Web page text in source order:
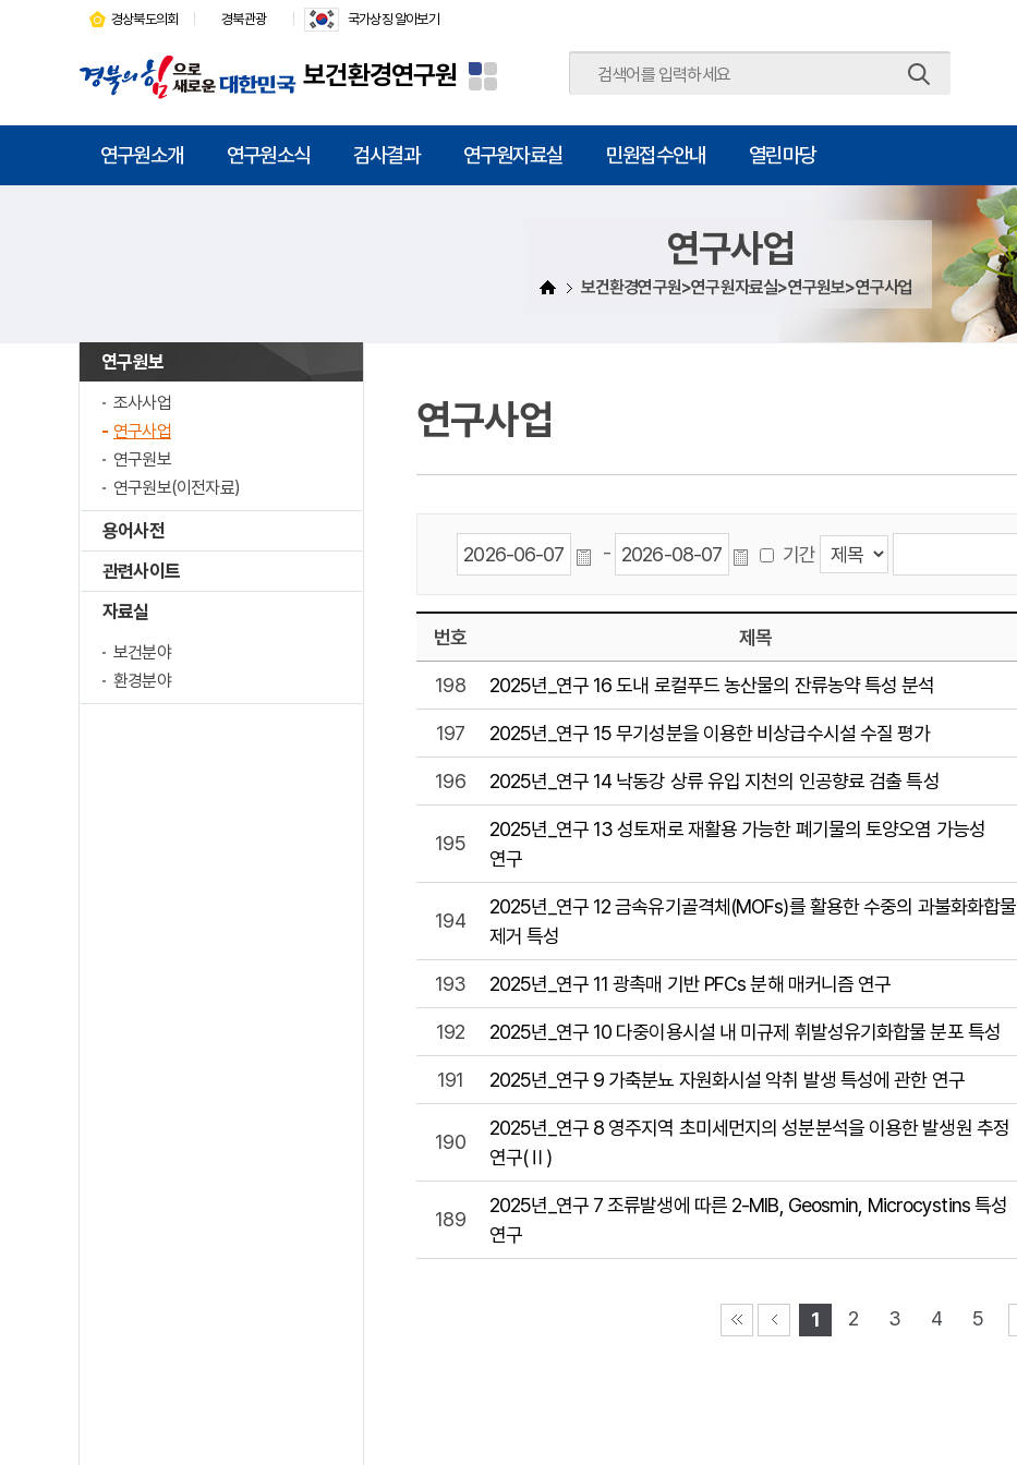
보건환경연구원
경상북도의회 경북관광 국가상징 알아보기
연구원소개 연구원소식 검사결과 연구원자료실 민원접수안내 열린마당
연구사업
보건환경연구원>연구원자료실>연구원보>연구사업
연구원보
조사사업
연구사업
연구원보
연구원보(이전자료)
용어사전
관련사이트
자료실
보건분야
환경분야
연구사업
- 기간
번호 제목
198 2025년_연구 16 도내 로컬푸드 농산물의 잔류농약 특성 분석
197 2025년_연구 15 무기성분을 이용한 비상급수시설 수질 평가
196 2025년_연구 14 낙동강 상류 유입 지천의 인공향료 검출 특성
195
2025년_연구 13 성토재로 재활용 가능한 폐기물의 토양오염 가능성
연구
194
2025년_연구 12 금속유기골격체(MOFs)를 활용한 수중의 과불화화합물
제거 특성
193 2025년_연구 11 광촉매 기반 PFCs 분해 매커니즘 연구
192 2025년_연구 10 다중이용시설 내 미규제 휘발성유기화합물 분포 특성
191 2025년_연구 9 가축분뇨 자원화시설 악취 발생 특성에 관한 연구
190
2025년_연구 8 영주지역 초미세먼지의 성분분석을 이용한 발생원 추정
연구(Ⅱ)
189
2025년_연구 7 조류발생에 따른 2-MIB, Geosmin, Microcystins 특성
연구
1 2 3 4 5